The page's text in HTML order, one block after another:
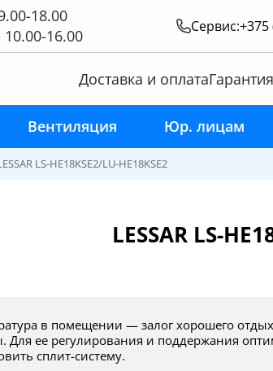
18.00
16.00
Сервис:+375
Доставка и оплатаГарантия
Вентиляция Юр. лицам
LS-HE18KSE2/LU-HE18KSE2
LESSAR LS-
Для ее регулирования и поддержания
сплит-систему.